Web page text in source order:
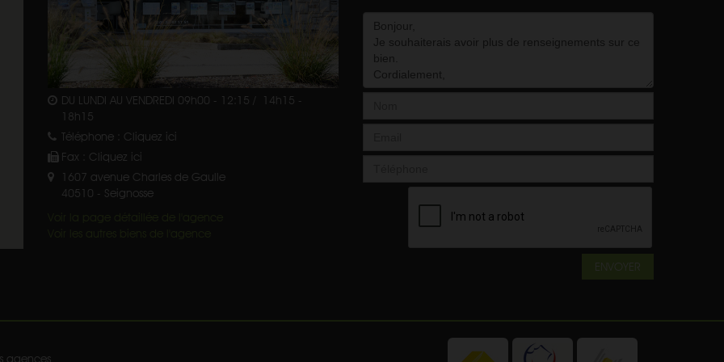
DU LUNDI AU VENDREDI 09h00 - 12:15 / 14h15 -
18h15
Téléphone : Cliquez ici
Fax : Cliquez ici
1607 avenue Charles de Gaulle
40510 - Seignosse
ENVOYER
agences